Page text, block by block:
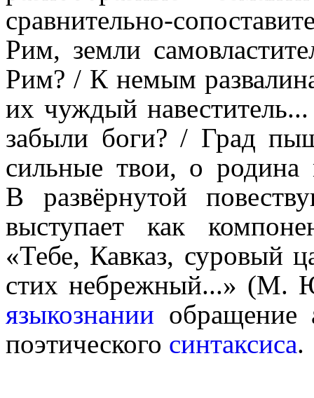
сравнительно-
Рим, земли
Рим? / К немым
их чуждый
забыли боги? / Град
сильные твои, о
В развёрнутой
выступает как
«Тебе, Кавказ, суровый
стих небрежный...» (М.
языко­зна­нии обращение
поэтического синтаксиса.